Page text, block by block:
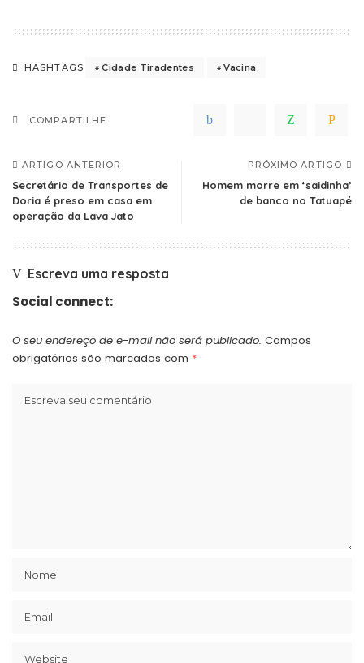
HASHTAGS Cidade Tiradentes Vacina
COMPARTILHE
ARTIGO ANTERIOR
Secretário de Transportes de
Doria é preso em casa em
operação da Lava Jato
PRÓXIMO ARTIGO
Homem morre em ‘saidinha’
de banco no Tatuapé
Escreva uma resposta
Social connect:
O seu endereço de e-mail não será publicado. Campos
obrigatórios são marcados com *